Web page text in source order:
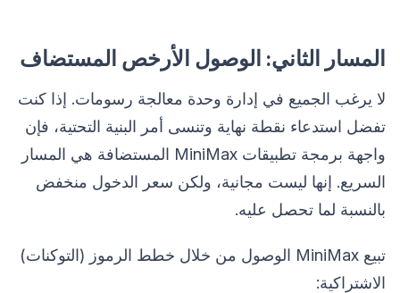
المسار الثاني: الوصول الأرخص المستضاف
لا يرغب الجميع في إدارة وحدة معالجة رسومات. إذا كنت
تفضل استدعاء نقطة نهاية وتنسى أمر البنية التحتية، فإن
واجهة برمجة تطبيقات MiniMax المستضافة هي المسار
السريع. إنها ليست مجانية، ولكن سعر الدخول منخفض
بالنسبة لما تحصل عليه.
تبيع MiniMax الوصول من خلال خطط الرموز (التوكنات)
الاشتراكية: